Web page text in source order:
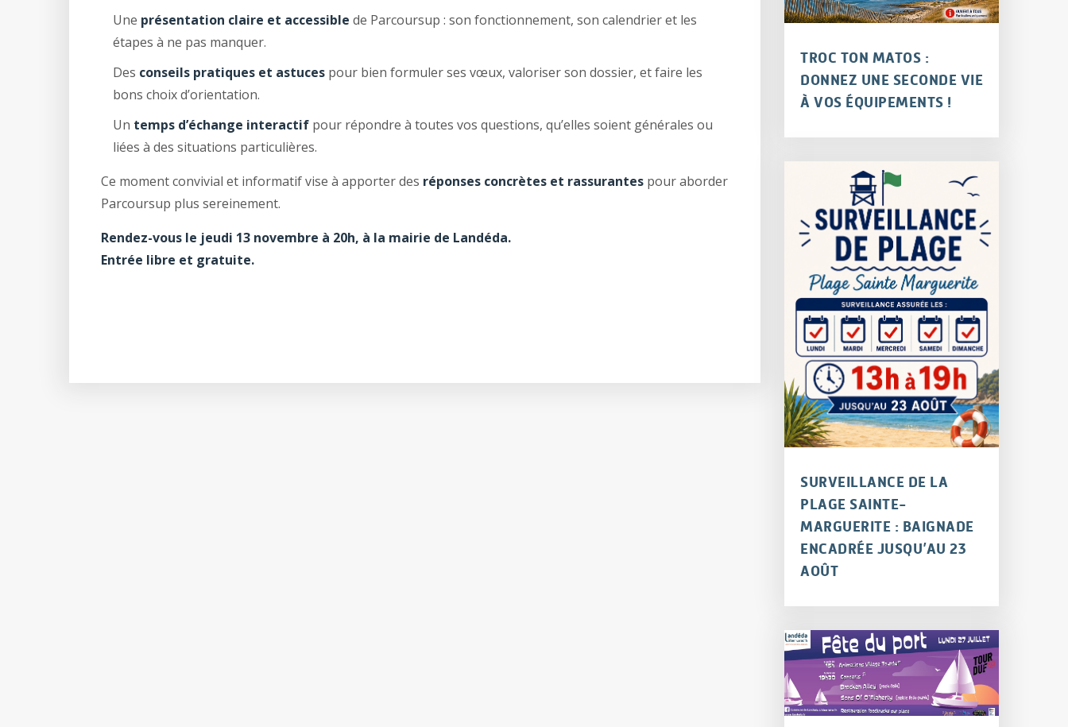
Une présentation claire et accessible de Parcoursup : son fonctionnement, son calendrier et les
étapes à ne pas manquer.
Des conseils pratiques et astuces pour bien formuler ses vœux, valoriser son dossier, et faire les
bons choix d’orientation.
Un temps d’échange interactif pour répondre à toutes vos questions, qu’elles soient générales ou
liées à des situations particulières.
Ce moment convivial et informatif vise à apporter des réponses concrètes et rassurantes pour aborder
Parcoursup plus sereinement.
Rendez-vous le jeudi 13 novembre à 20h, à la mairie de Landéda.
Entrée libre et gratuite.
TROC TON MATOS :
DONNEZ UNE SECONDE VIE
À VOS ÉQUIPEMENTS !
SURVEILLANCE DE LA
PLAGE SAINTE-
MARGUERITE : BAIGNADE
ENCADRÉE JUSQU’AU 23
AOÛT